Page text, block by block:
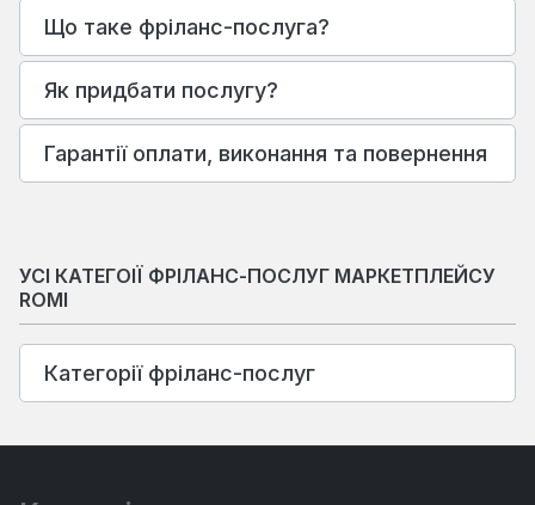
Що таке фріланс-послуга?
Як придбати послугу?
Гарантії оплати, виконання та повернення
УСІ КАТЕГОІЇ ФРІЛАНС-ПОСЛУГ МАРКЕТПЛЕЙСУ
ROMI
Категорії фріланс-послуг